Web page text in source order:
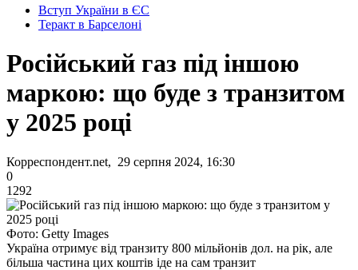
Вступ України в ЄС
Теракт в Барселоні
Російський газ під іншою
маркою: що буде з транзитом
у 2025 році
Корреспондент.net, 29 серпня 2024, 16:30
0
1292
Фото: Getty Images
Україна отримує від транзиту 800 мільйонів дол. на рік, але
більша частина цих коштів іде на сам транзит